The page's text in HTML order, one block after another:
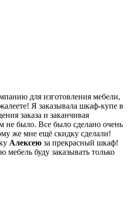
для изготовления мебели,
Я заказывала шкаф-купе в
заказа и заканчивая
не было. Все было сделано очень
же мне ещё скидку сделали!
Алексею за прекрасный шкаф!
мебель буду заказывать только